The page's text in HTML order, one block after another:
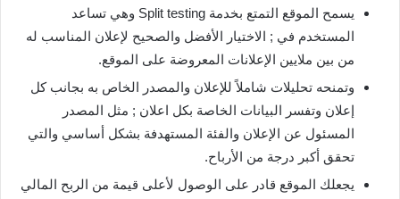
يسمح الموقع التمتع بخدمة Split testing وهي تساعد
المستخدم في ; الاختيار الأفضل والصحيح لإعلان المناسب له
من بين ملايين الإعلانات المعروضة على الموقع.
وتمنحه تحليلات شاملاً للإعلان والمصدر الخاص به بجانب كل
إعلان وتفسر البيانات الخاصة بكل اعلان ; مثل المصدر
المسئول عن الإعلان والفئة المستهدفة بشكل أساسي والتي
تحقق أكبر درجة من الأرباح.
يجعلك الموقع قادر على الوصول لأعلى قيمة من الربح المالي